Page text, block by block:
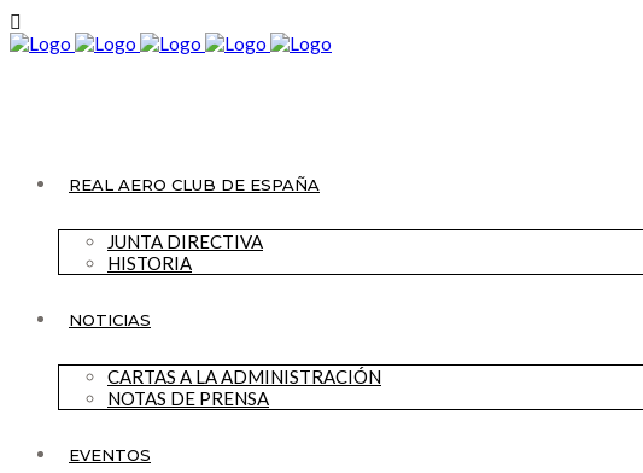
REAL AERO CLUB DE ESPAÑA
JUNTA DIRECTIVA
HISTORIA
NOTICIAS
CARTAS A LA ADMINISTRACIÓN
NOTAS DE PRENSA
EVENTOS